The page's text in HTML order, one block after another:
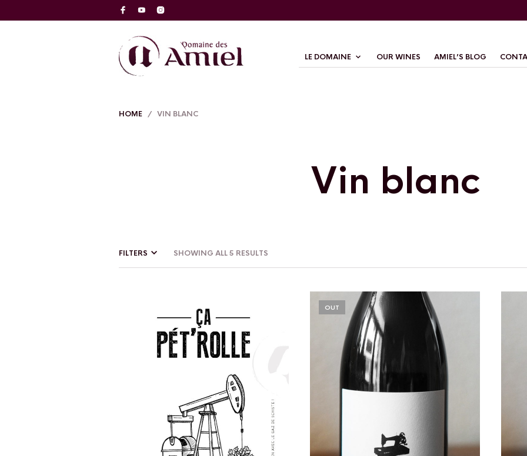
LE DOMAINE OUR WINES AMIEL’S BLOG
HOME / VIN BLANC
Vin blanc
FILTERS SHOWING ALL 5 RESULTS
OUT